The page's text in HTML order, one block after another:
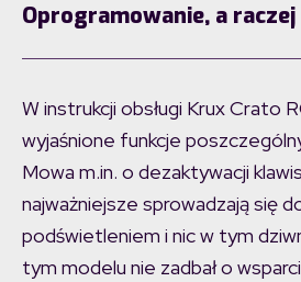
Oprogramowanie, a
W instrukcji obsługi Krux Crato
wyjaśnione funkcje
Mowa m.in. o dezaktywacji
najważniejsze sprowadzają się
podświetleniem i nic w tym
tym modelu nie zadbał o